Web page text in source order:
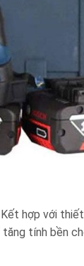
hợp với
tính bền